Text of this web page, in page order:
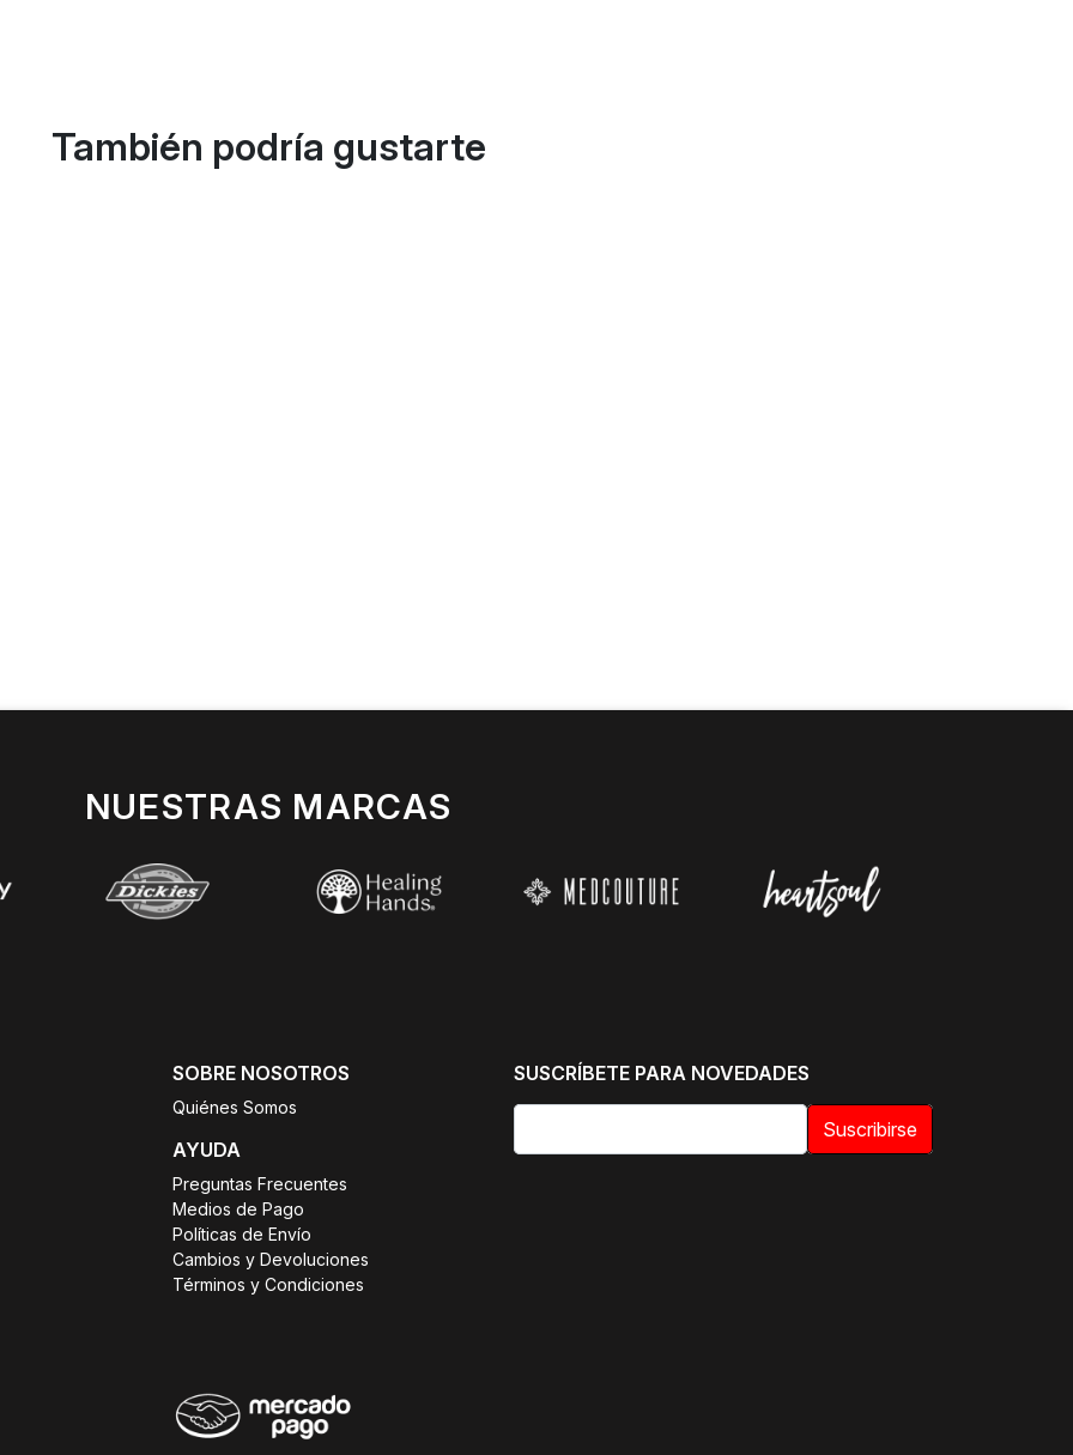
También podría gustarte
NUESTRAS MARCAS
SOBRE NOSOTROS
Quiénes Somos
AYUDA
Preguntas Frecuentes
Medios de Pago
Políticas de Envío
Cambios y Devoluciones
Términos y Condiciones
SUSCRÍBETE PARA NOVEDADES
Suscribirse